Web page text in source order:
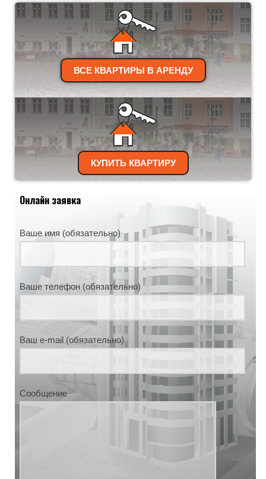
ВСЕ КВАРТИРЫ В АРЕНДУ
КУПИТЬ КВАРТИРУ
Онлайн заявка
Ваше имя (обязательно)
Ваше телефон (обязательно)
Ваш e-mail (обязательно)
Сообщение